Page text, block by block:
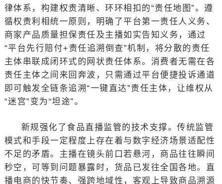
律体系，构建权责清晰、环环相扣的“责任地图”。遵
循权责利相统一原则，明确了平台第一责任人义务、
商家产品质量担保责任及主播如实告知义务，通过
“平台先行赔付+责任追溯倒查”机制，将分散的责任
主体串联成闭环式的网状责任体系。消费者无需在各
责任主体之间来回奔波，只需通过平台便捷投诉通道
即可触发全链条追溯“一键直达”责任主体，让维权从
“迷宫”变为“坦途”。
新规强化了食品直播监管的技术支撑。传统监管
模式和手段一定程度上存在着与数字经济场景适配性
不足的矛盾。主播在镜头前口若悬河，商品往往瞬间
秒空，可等到问题暴露时，货品已发往全国各地。直
播电商的快节奏、强跨地域性，客观上导致商品溯源